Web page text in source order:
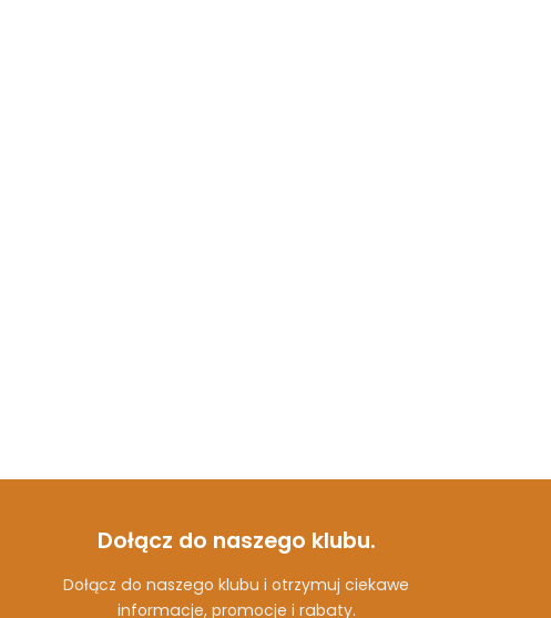
Dołącz do naszego klubu.
Dołącz do naszego klubu i otrzymuj ciekawe
informacje, promocje i rabaty.